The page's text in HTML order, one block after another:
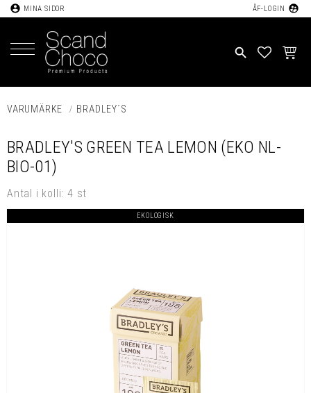
account_circle MINA SIDOR ÅF-LOGIN supervised_user_circle
search
VARUMÄRKE BRADLEY´S
BRADLEY'S GREEN TEA LEMON (EKO NL-
BIO-01)
Antal i kolli: 4 st
EKOLOGISK